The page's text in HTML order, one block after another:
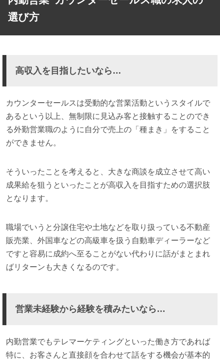
選び方
高収入を目指したいなら…
カウンターセールスは受動的な営業活動というスタイルで
あるという以上、無制限に見込み客と接触することのでき
る外勤営業職のように自分で売上の「種まき」をすること
ができません。
そういったことを考えると、大きな商談を成立させて高い
成果給を狙うといったことが高収入を目指すための選択肢
となります。
職場でいうと分譲住宅や土地などを取り扱っている不動産
販売業、外国車などの高級車を扱う自動車ディーラーなど
ですと容易に成約へ至ることがない代わりに話がまとまれ
ばリターンも大きくなるのです。
営業未経験から経験を積みたいなら…
内勤営業でもテレマーケティングといった働き方であれば
特に、お客さんと直接顔を合わせて話をする機会が基本的